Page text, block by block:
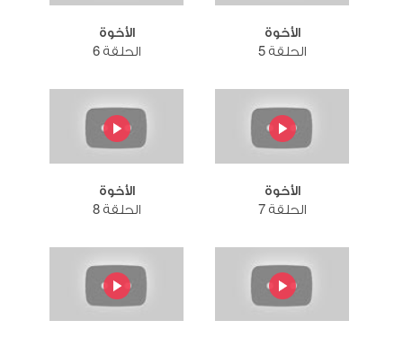
الأخوة
الحلقة 5
الأخوة
الحلقة 6
الأخوة
الحلقة 7
الأخوة
الحلقة 8